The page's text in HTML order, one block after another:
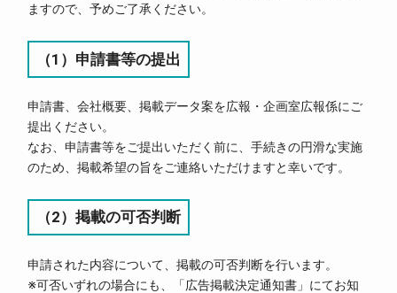
ますので、予めご了承ください。
（1）申請書等の提出
申請書、会社概要、掲載データ案を広報・企画室広報係にご
提出ください。
なお、申請書等をご提出いただく前に、手続きの円滑な実施
のため、掲載希望の旨をご連絡いただけますと幸いです。
（2）掲載の可否判断
申請された内容について、掲載の可否判断を行います。
※可否いずれの場合にも、「広告掲載決定通知書」にてお知